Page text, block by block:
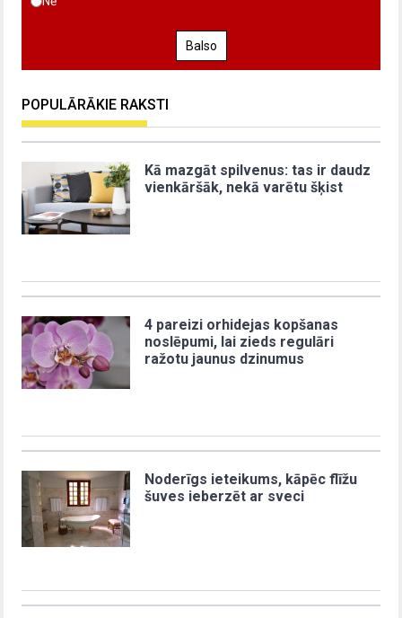
Balso
POPULĀRĀKIE RAKSTI
Kā mazgāt spilvenus: tas ir daudz
vienkāršāk, nekā varētu šķist
4 pareizi orhidejas kopšanas
noslēpumi, lai zieds regulāri
ražotu jaunus dzinumus
Noderīgs ieteikums, kāpēc flīžu
šuves ieberzēt ar sveci